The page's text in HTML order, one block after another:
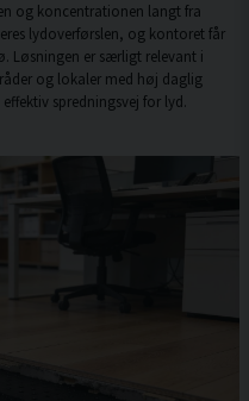
og koncentrationen langt fra
lydoverførslen, og kontoret får
Løsningen er særligt relevant i
og lokaler med høj daglig
spredningsvej for lyd.